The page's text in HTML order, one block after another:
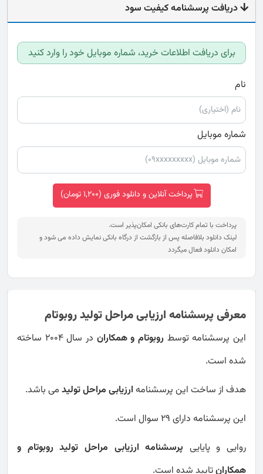
دریافت پرسشنامه کیفیت سود
برای دریافت اطلاعات خرید، شماره موبایل خود را وارد کنید
نام
شماره موبایل
پرداخت آنلاین و دانلود فوری (1,200 تومان)
پرداخت با تمام کارت‌های بانکی امکان‌پذیر است.
لینک دانلود بلافاصله پس از بازگشت از درگاه بانکی نمایش داده می شود و
امکان دانلود فعال میگردد
معرفی پرسشنامه ارزیابی مراحل تولید روبوتام
این پرسشنامه توسط روبوتام و همکاران
در سال 2004 ساخته
شده است.
هدف از ساخت این پرسشنامهارزیابی مراحل تولیدمی باشد.
این پرسشنامه دارای 29 سوال است.
روایی و پایایی پرسشنامه ارزیابی مراحل تولید روبوتام و
همکارانتایید شده است.